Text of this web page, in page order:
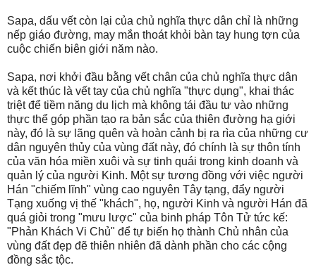
Sapa, dấu vết còn lại của chủ nghĩa thực dân chỉ là những
nếp giáo đường, may mắn thoát khỏi bàn tay hung tợn của
cuộc chiến biên giới năm nào.
Sapa, nơi khởi đầu bằng vết chân của chủ nghĩa thực dân
và kết thúc là vết tay của chủ nghĩa "thực dụng", khai thác
triệt để tiềm năng du lịch mà không tái đầu tư vào những
thực thể góp phần tạo ra bản sắc của thiên đường hạ giới
này, đó là sự lãng quên và hoàn cảnh bị ra rìa của những cư
dân nguyên thủy của vùng đất này, đó chính là sự thôn tính
của văn hóa miền xuôi và sự tinh quái trong kinh doanh và
quản lý của người Kinh. Một sự tương đồng với việc người
Hán "chiếm lĩnh" vùng cao nguyên Tây tạng, đẩy người
Tạng xuống vị thế "khách", họ, người Kinh và người Hán đã
quá giỏi trong "mưu lược" của binh pháp Tôn Tử tức kế:
"Phản Khách Vi Chủ" để tự biến họ thành Chủ nhân của
vùng đất đẹp đẽ thiên nhiên đã dành phần cho các cộng
đồng sắc tộc.